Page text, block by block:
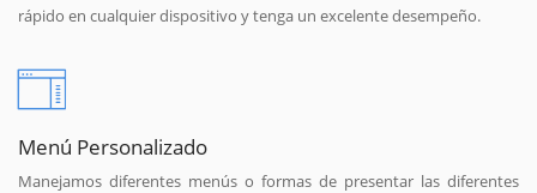
rápido en cualquier dispositivo y tenga un excelente desempeño.
Menú Personalizado
Manejamos diferentes menús o formas de presentar las diferentes